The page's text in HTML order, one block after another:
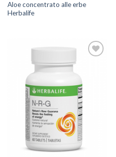
Aloe concentrato alle erbe
Herbalife
ADD TO